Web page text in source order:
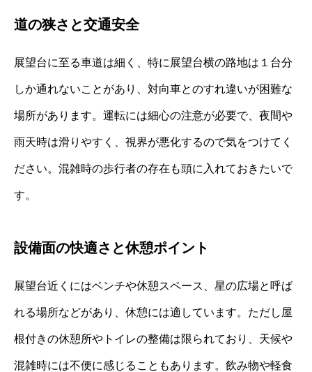
道の狭さと交通安全
展望台に至る車道は細く、特に展望台横の路地は１台分
しか通れないことがあり、対向車とのすれ違いが困難な
場所があります。運転には細心の注意が必要で、夜間や
雨天時は滑りやすく、視界が悪化するので気をつけてく
ださい。混雑時の歩行者の存在も頭に入れておきたいで
す。
設備面の快適さと休憩ポイント
展望台近くにはベンチや休憩スペース、星の広場と呼ば
れる場所などがあり、休憩には適しています。ただし屋
根付きの休憩所やトイレの整備は限られており、天候や
混雑時には不便に感じることもあります。飲み物や軽食